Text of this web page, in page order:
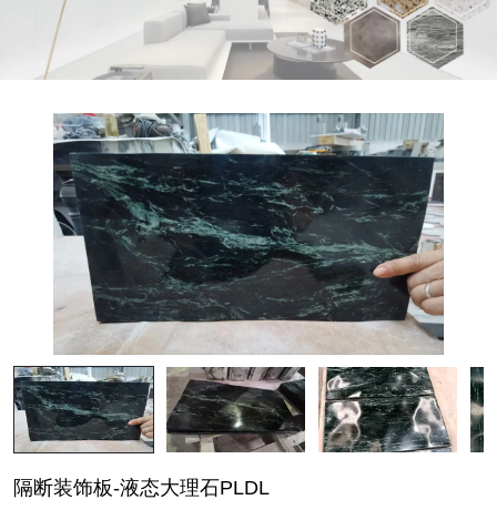
隔断装饰板-液态大理石PLDL